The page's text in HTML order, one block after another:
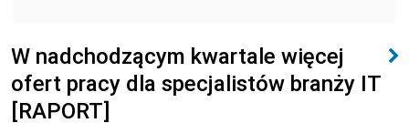
W nadchodzącym kwartale więcej
ofert pracy dla specjalistów branży IT
[RAPORT]